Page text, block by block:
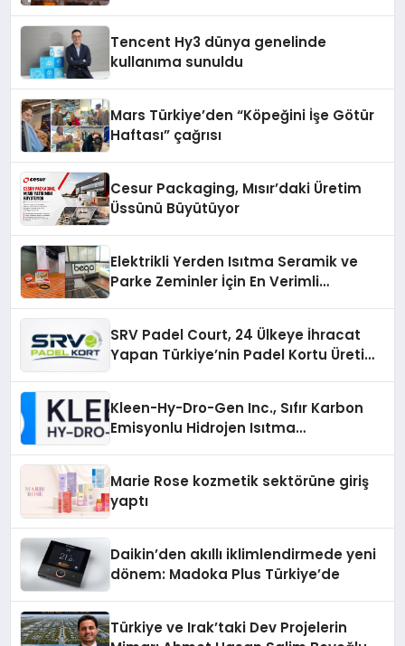
Tencent Hy3 dünya genelinde
kullanıma sunuldu
Mars Türkiye’den “Köpeğini İşe Götür
Haftası” çağrısı
Cesur Packaging, Mısır’daki Üretim
Üssünü Büyütüyor
Elektrikli Yerden Isıtma Seramik ve
Parke Zeminler İçin En Verimli
SRV Padel Court, 24 Ülkeye İhracat
Yapan Türkiye’nin Padel Kortu Üretim
Kleen-Hy-Dro-Gen Inc., Sıfır Karbon
Emisyonlu Hidrojen Isıtma
Marie Rose kozmetik sektörüne giriş
yaptı
Daikin’den akıllı iklimlendirmede yeni
dönem: Madoka Plus Türkiye’de
Türkiye ve Irak’taki Dev Projelerin